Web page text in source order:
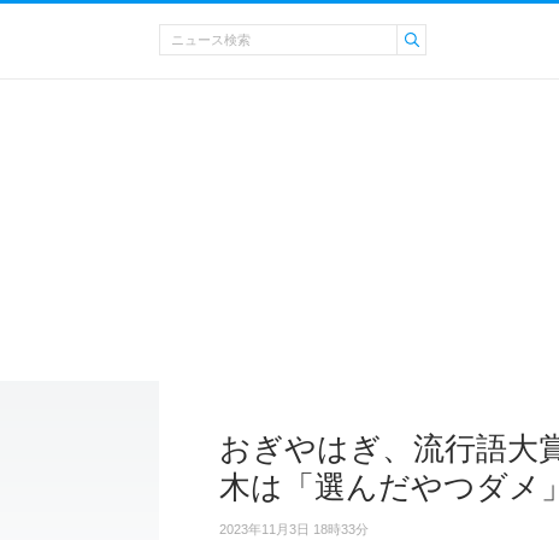
おぎやはぎ、流行語大
木は「選んだやつダメ」
2023年11月3日 18時33分